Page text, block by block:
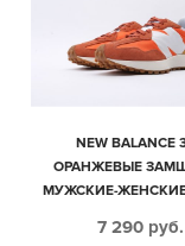
NEW BALANCE
ОРАНЖЕВЫЕ
МУЖСКИЕ-ЖЕНСКИЕ
7 290 руб.